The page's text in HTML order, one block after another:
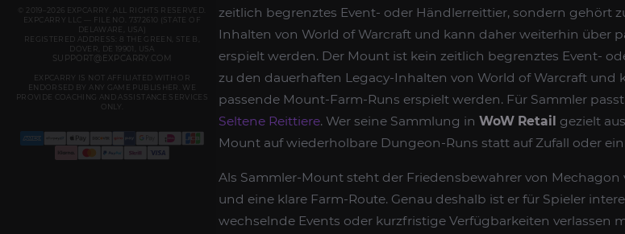
© 2019–2026 EXPCARRY. ALL RIGHTS RESERVED.
EXPCARRY LLC — FILE NO. 7372610 (STATE OF
DELAWARE, USA)
REGISTERED ADDRESS: 8 THE GREEN, STE B,
DOVER, DE 19901, USA
SUPPORT@EXPCARRY.COM
EXPCARRY IS NOT AFFILIATED WITH OR
ENDORSED BY ANY GAME PUBLISHER. WE
PROVIDE COACHING AND ASSISTANCE SERVICES
ONLY.
zeitlich begrenztes Event- oder Händlerreittier, sondern gehört
Inhalten von World of Warcraft und kann daher weiterhin über
erspielt werden. Der Mount ist kein zeitlich begrenztes Event-
zu den dauerhaften Legacy-Inhalten von World of Warcraft und
passende Mount-Farm-Runs erspielt werden. Für Sammler
Seltene Reittiere. Wer seine Sammlung in WoW Retail gezielt
Mount auf wiederholbare Dungeon-Runs statt auf Zufall oder
Als Sammler-Mount steht der Friedensbewahrer von Mechagon
und eine klare Farm-Route. Genau deshalb ist er für Spieler
wechselnde Events oder kurzfristige Verfügbarkeiten verlassen